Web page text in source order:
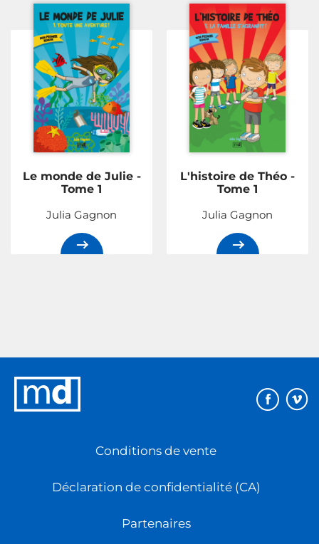
Le monde de Julie -
Tome 1
Julia Gagnon
L'histoire de Théo -
Tome 1
Julia Gagnon
Éditions
MD
Conditions de vente
Déclaration de confidentialité (CA)
Partenaires